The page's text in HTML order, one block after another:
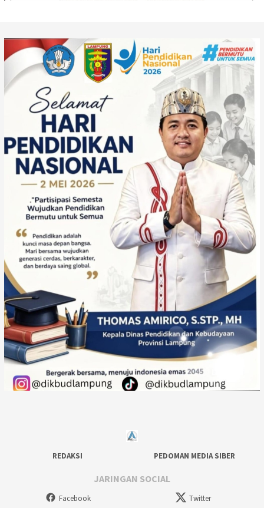
REDAKSI PEDOMAN MEDIA SIBER
JARINGAN SOCIAL
Facebook Twitter